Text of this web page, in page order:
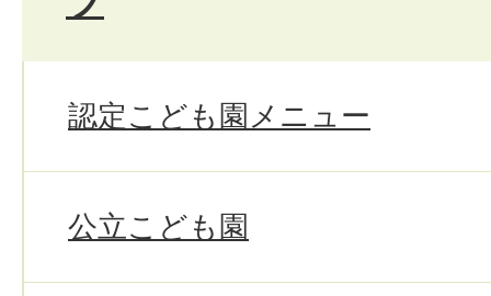
認定こども園メニュー
公立こども園